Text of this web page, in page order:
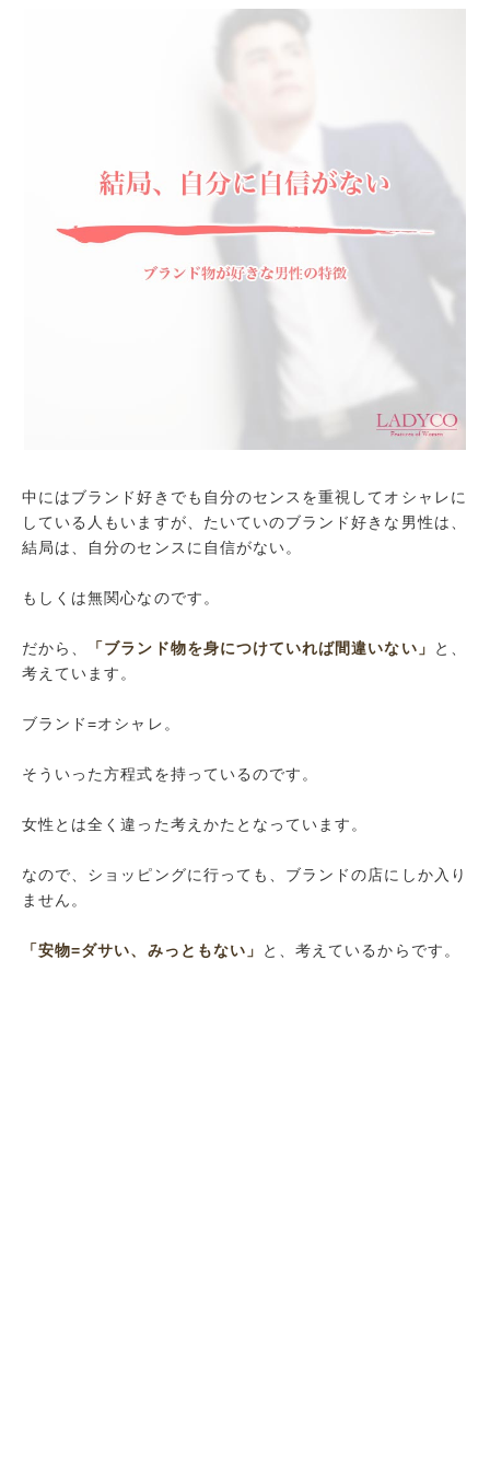
中にはブランド好きでも自分のセンスを重視してオシャレに
している人もいますが、たいていのブランド好きな男性は、
結局は、自分のセンスに自信がない。
もしくは無関心なのです。
だから、 「ブランド物を身につけていれば間違いない」
と、
考えています。
ブランド=オシャレ。
そういった方程式を持っているのです。
女性とは全く違った考えかたとなっています。
なので、ショッピングに行っても、ブランドの店にしか入り
ません。
「安物=ダサい、みっともない」 と、考えているからです。